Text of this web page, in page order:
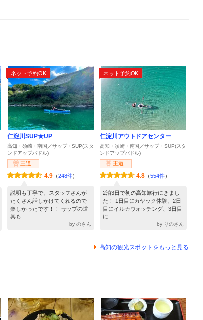
ネット予約OK
仁淀川SUP★UP
高知・須崎・南国／サップ・SUP(スタ
ンドアップパドル)
王道
4.9 （248件）
説明も丁寧で、スタッフさんが
たくさん話しかけてくれるので
楽しかったです！！ サップの道
具も...
by のさん
ネット予約OK
仁淀川アウトドアセンター
高知・須崎・南国／サップ・SUP(スタ
ンドアップパドル)
王道
4.8 （554件）
2泊3日で初の高知旅行にきまし
た！ 1日目にカヤック体験、2日
目にイルカウォッチング、3日目
に...
by りのさん
高知の観光スポットをもっと見る